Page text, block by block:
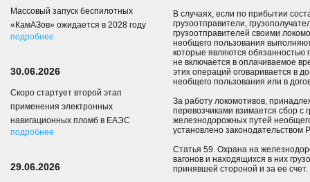
В случаях, если по прибытии
грузоотправители,
грузоотправителей своими
необщего пользования
которые являются обязанностью
не включается в оплачиваемое
этих операций оговаривается в
необщего пользования или в
За работу локомотивов,
перевозчиками взимается сбор с
железнодорожных путей
установлено законодательством
Статья 59. Охрана на
вагонов и находящихся в них
принявшей стороной и за ее счет.
Массовый запуск беспилотных
«КамАЗов» ожидается в 2028 году
подробнее
30.06.2026
Скоро стартует второй этап
применения электронных
навигационных пломб в ЕАЭС
подробнее
29.06.2026